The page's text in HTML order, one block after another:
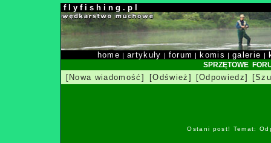
f l y f i s h i n g . p l
home |artykuły | forum | komis |galerie |
SPRZĘTOWE
[Nowa wiadomość] [Odśwież] [Odpowiedz]
Ostani post! Temat: